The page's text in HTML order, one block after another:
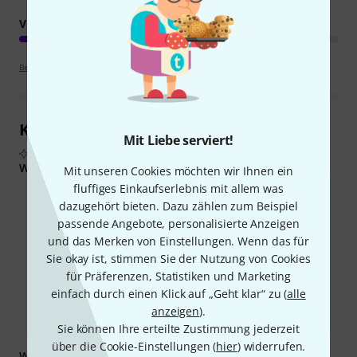
Mit Liebe serviert!
Mit unseren Cookies möchten wir Ihnen ein
fluffiges Einkaufserlebnis mit allem was
dazugehört bieten. Dazu zählen zum Beispiel
passende Angebote, personalisierte Anzeigen
und das Merken von Einstellungen. Wenn das für
Sie okay ist, stimmen Sie der Nutzung von Cookies
für Präferenzen, Statistiken und Marketing
einfach durch einen Klick auf „Geht klar“ zu (alle
anzeigen).
Sie können Ihre erteilte Zustimmung jederzeit
über die Cookie-Einstellungen (hier) widerrufen.
VERARBEITUNG
Bewertungsrichtlinien
Kundenrezensionen im Überblick
Aus echten Käuferbewertungen, zusammengefasst durch KI
Was Käufern gefiel:
Die Saiten bieten einen ausgewogenen Klang mit klaren Höhen
und satten Bässen, der für guten Punch und Definition sorgt.
Sie bieten ein komfortables und reibungsloses Spielerlebnis und
eignen sich daher für verschiedene Spielstile und lange
Sessions.
Viele Nutzer finden, dass sie ein hervorragendes Preis-
Leistungs-Verhältnis bieten und eine gute Qualität und
Klangqualität liefern.